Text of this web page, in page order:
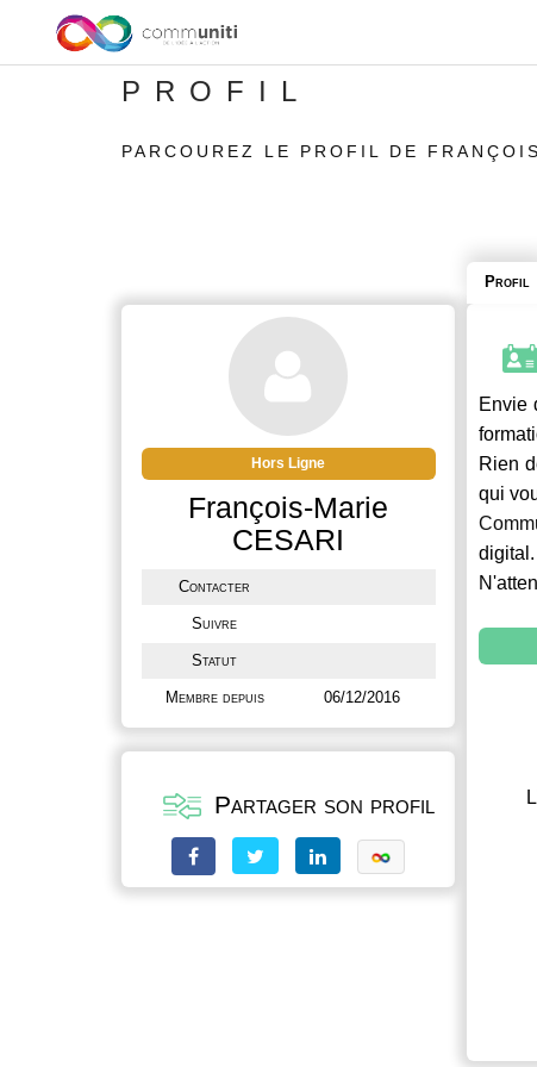
PROFIL
PARCOUREZ LE PROFIL DE
Hors Ligne
François-Marie
CESARI
Contacter
Suivre
Statut
Membre depuis 06/12/2016
Partager son profil
Profil
Envie
Rien
qui
digital.